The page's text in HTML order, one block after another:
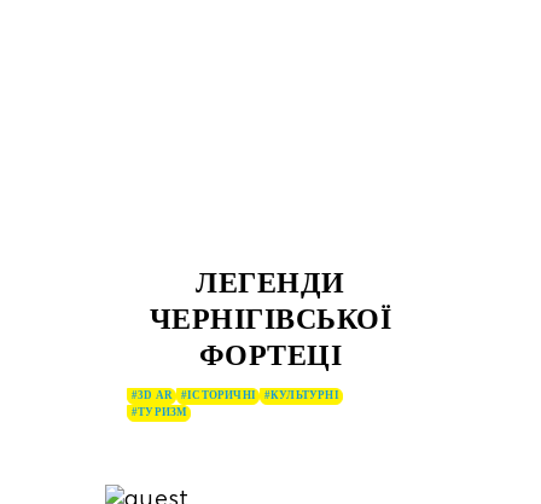
ЛЕГЕНДИ
ЧЕРНІГІВСЬКОЇ
ФОРТЕЦІ
#3D AR #ІСТОРИЧНІ
#КУЛЬТУРНІ
#ТУРИЗМ